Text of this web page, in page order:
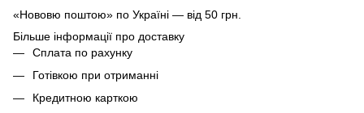
«Нововю поштою» по Україні — від 50 грн.
Більше інформації про доставку
Сплата по рахунку
Готівкою при отриманні
Кредитною карткою